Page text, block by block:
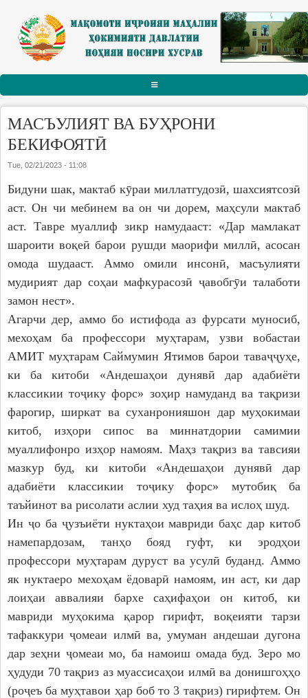
Skip to main content
АСОСӢ
РАИСИ НОҲИЯ
Тарҷумаи ҳол
Паёму табрикот
Суханрониҳо
Боздидҳо
Мулоқотҳо
МАҚОМОТИ ИҶРОИЯ
Дастгоҳи раиси ноҳия
Муовинони раиси ноҳия
Сохтор
Шаҳрак ва Деҳот
Таърихи ноҳияи Носири Хусрав
Иқтисодиёт
МАҚОМОТИ НАМОЯНДАГӢ
Маҷлиси вакилони халқ
САНАДҲОИ МЕЪЁРӢ-ҲУҚУҚӢ
Қарорҳои маҷлиси вакилони халқ
МАСЪУЛИЯТ ВА БУҲРОНИ
БЕКИФОЯТӢ
Tue, 02/21/2023 - 11:08
Бидуни шак, мактаб кӯраи миллатгудозӣ, шахсиятсозӣ
аст. Он чи мебинем ва он чи дорем, маҳсули мактаб
аст. Тавре муаллиф зикр намудааст: «Дар мамлакат
шароити воқеӣ барои рушди маорифи миллӣ, асосан
омода шудааст. Аммо омили инсонӣ, масъулияти
мудирият дар соҳаи мафкурасозӣ ҷавобгӯи талаботи
замон нест».
Агарчи дер, аммо бо истифода аз фурсати муносиб,
мехоҳам ба профессори муҳтарам, узви вобастаи
АМИТ муҳтарам Саймумин Ятимов барои таваҷҷуҳе,
ки ба китоби «Андешаҳои дунявӣ дар адабиёти
классикии тоҷику форс» зоҳир намуданд ва тақризи
фарогир, ширкат ва суханронияшон дар муҳокимаи
китоб, изҳори сипос ва миннатдории самимии
муаллифонро изҳор намоям. Маҳз тақриз ва тавсияи
мазкур буд, ки китоби «Андешаҳои дунявӣ дар
адабиёти классикии тоҷику форс» мутобиқ ба
таъйинот ва рисолати аслии худ таҳия ва ислоҳ шуд.
Ин ҷо ба ҷузъиёти нуктаҳои мавриди баҳс дар китоб
намепардозам, танҳо бояд гуфт, ки эродҳои
профессори муҳтарам дуруст ва усулӣ буданд. Аммо
як нуктаеро мехоҳам ёдоварӣ намоям, ин аст, ки дар
лоиҳаи аввалияи бархе саҳифаҳои он китоб, ки
мавриди муҳокима қарор гирифт, воқеияти тарзи
тафаккури ҷомеаи илмӣ ва, умуман андешаи дугона
дар зеҳни ҷомеаи мо, ба намоиш омада буд. Зеро мо
ҳудуди 70 тақриз аз муассисаҳои илмӣ ва донишгоҳҳо
(роҷеъ ба муҳтавои ҳар боб то 3 тақриз) гирифтем. Он